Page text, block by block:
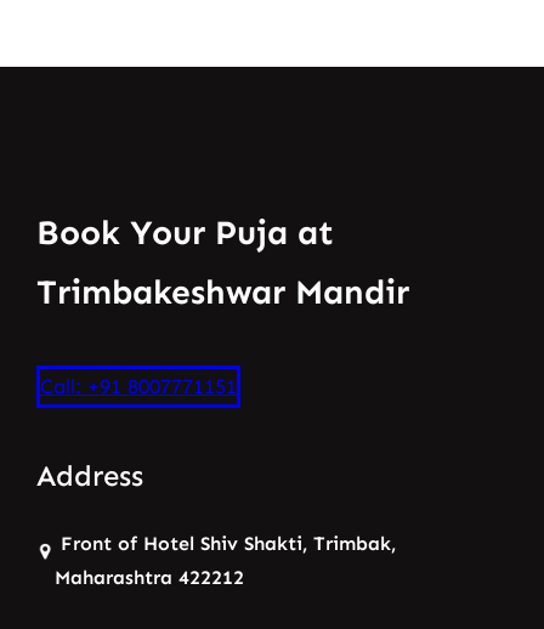
Book Your Puja at
Trimbakeshwar Mandir
Call: +91 8007771151
Address
Front of Hotel Shiv Shakti, Trimbak,
Maharashtra 422212